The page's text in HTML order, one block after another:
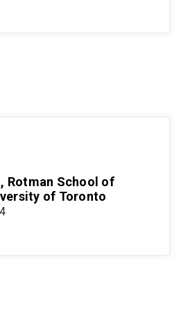
Rotman School of
of Toronto